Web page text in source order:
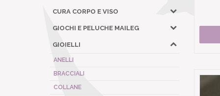
CURA CORPO E VISO
GIOCHI E PELUCHE MAILEG
GIOIELLI
ANELLI
BRACCIALI
COLLANE